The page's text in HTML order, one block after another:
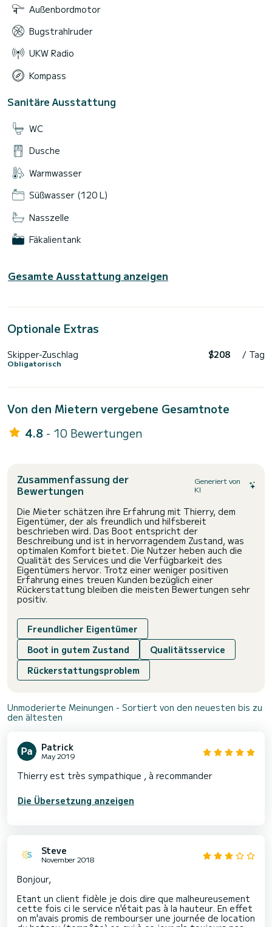
Außenbordmotor
Bugstrahlruder
UKW Radio
Kompass
Sanitäre Ausstattung
WC
Dusche
Warmwasser
Süßwasser (120 L)
Nasszelle
Fäkalientank
Gesamte Ausstattung anzeigen
Optionale Extras
Skipper-Zuschlag
Obligatorisch
$208 / Tag
Von den Mietern vergebene Gesamtnote
4.8 - 10 Bewertungen
Zusammenfassung der
Bewertungen
Generiert von
KI
Die Mieter schätzen ihre Erfahrung mit Thierry, dem
Eigentümer, der als freundlich und hilfsbereit
beschrieben wird. Das Boot entspricht der
Beschreibung und ist in hervorragendem Zustand, was
optimalen Komfort bietet. Die Nutzer heben auch die
Qualität des Services und die Verfügbarkeit des
Eigentümers hervor. Trotz einer weniger positiven
Erfahrung eines treuen Kunden bezüglich einer
Rückerstattung bleiben die meisten Bewertungen sehr
positiv.
Freundlicher Eigentümer
Boot in gutem Zustand
Qualitätsservice
Rückerstattungsproblem
Unmoderierte Meinungen - Sortiert von den neuesten bis zu
den ältesten
Patrick
May 2019
Thierry est très sympathique , à recommander
Die Übersetzung anzeigen
Steve
November 2018
Bonjour,
Etant un client fidèle je dois dire que malheureusement
cette fois ci le service n'était pas à la hauteur. En effet
on m'avais promis de rembourser une journée de location